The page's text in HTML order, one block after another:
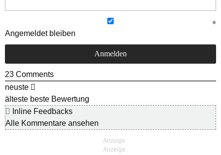
Angemeldet bleiben
23 Comments
neuste
älteste beste Bewertung
Inline Feedbacks
Alle Kommentare ansehen